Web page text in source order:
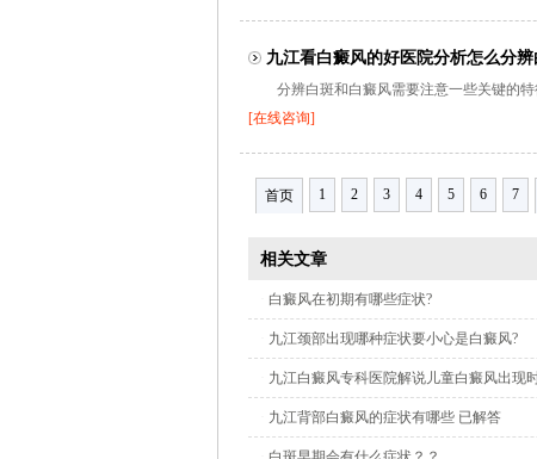
九江看白癜风的好医院分析怎么分
分辨白斑和白癜风需要注意一些关键的
[在线咨询]
首页 1 2 3 4 5 6 7
相关文章
白癜风在初期有哪些症状?
九江颈部出现哪种症状要小心是白癜风?
九江白癜风专科医院解说儿童白癜风出现
的?
九江背部白癜风的症状有哪些 已解答